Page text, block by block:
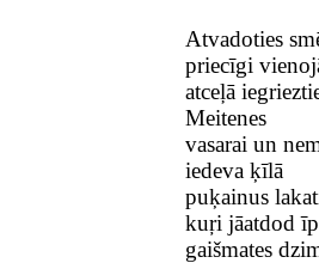
Atvadoties
priecīgi
atceļā
Meitenes
vasarai un
iedeva ķīlā
puķainus
kuŗi jāatdod
gaišmates